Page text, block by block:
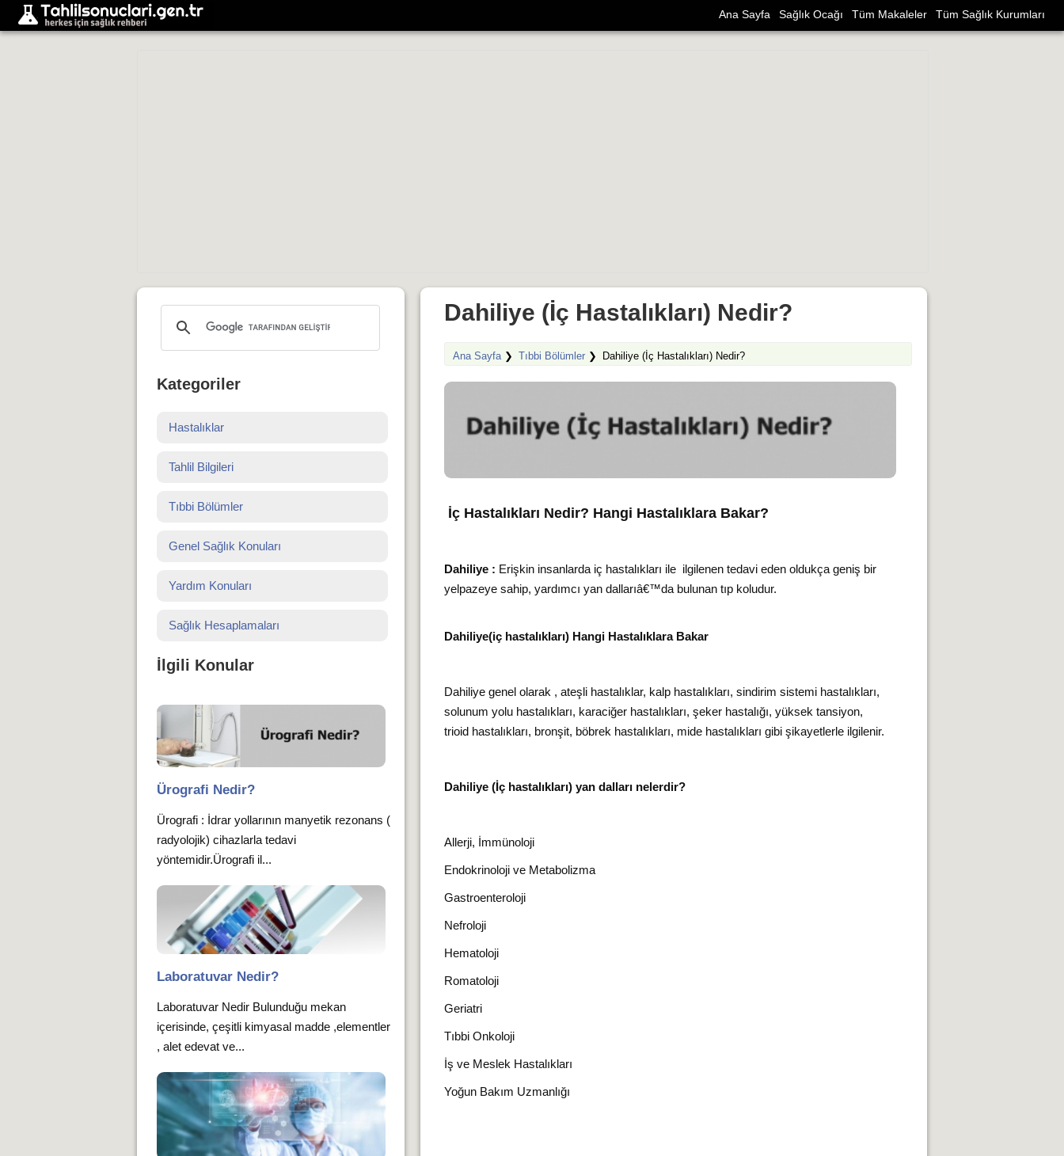
Ana Sayfa Sağlık Ocağı Tüm Makaleler Tüm Sağlık Kurumları
Dahiliye (İç Hastalıkları) Nedir?
Ana Sayfa❯ Tıbbi Bölümler❯ Dahiliye (İç Hastalıkları) Nedir?
İç Hastalıkları Nedir? Hangi Hastalıklara Bakar?
Dahiliye : Erişkin insanlarda iç hastalıkları ile ilgilenen tedavi eden oldukça geniş bir
yelpazeye sahip, yardımcı yan dallarıâ€™da bulunan tıp koludur.
Dahiliye(iç hastalıkları) Hangi Hastalıklara Bakar
Dahiliye genel olarak , ateşli hastalıklar, kalp hastalıkları, sindirim sistemi hastalıkları,
solunum yolu hastalıkları, karaciğer hastalıkları, şeker hastalığı, yüksek tansiyon,
trioid hastalıkları, bronşit, böbrek hastalıkları, mide hastalıkları gibi şikayetlerle ilgilenir.
Dahiliye (İç hastalıkları) yan dalları nelerdir?
Allerji, İmmünoloji
Endokrinoloji ve Metabolizma
Gastroenteroloji
Nefroloji
Hematoloji
Romatoloji
Geriatri
Tıbbi Onkoloji
İş ve Meslek Hastalıkları
Yoğun Bakım Uzmanlığı
Kategoriler
Hastalıklar
Tahlil Bilgileri
Tıbbi Bölümler
Genel Sağlık Konuları
Yardım Konuları
Sağlık Hesaplamaları
İlgili Konular
Ürografi Nedir?
Ürografi : İdrar yollarının manyetik rezonans (
radyolojik) cihazlarla tedavi
yöntemidir.Ürografi il...
Laboratuvar Nedir?
Laboratuvar Nedir Bulunduğu mekan
içerisinde, çeşitli kimyasal madde ,elementler
, alet edevat ve...